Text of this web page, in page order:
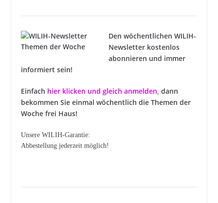
Den wöchentlichen WILIH-
Newsletter kostenlos
abonnieren und immer
informiert sein!
Einfach hier klicken und gleich anmelden, dann
bekommen Sie einmal wöchentlich die Themen der
Woche frei Haus!
Unsere WILIH-Garantie:
Abbestellung jederzeit möglich!